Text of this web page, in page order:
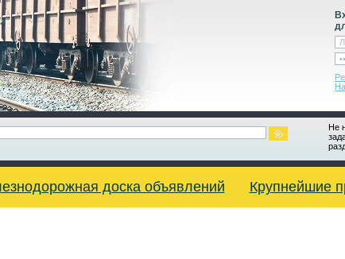
Не
доска объявлений Крупнейшие